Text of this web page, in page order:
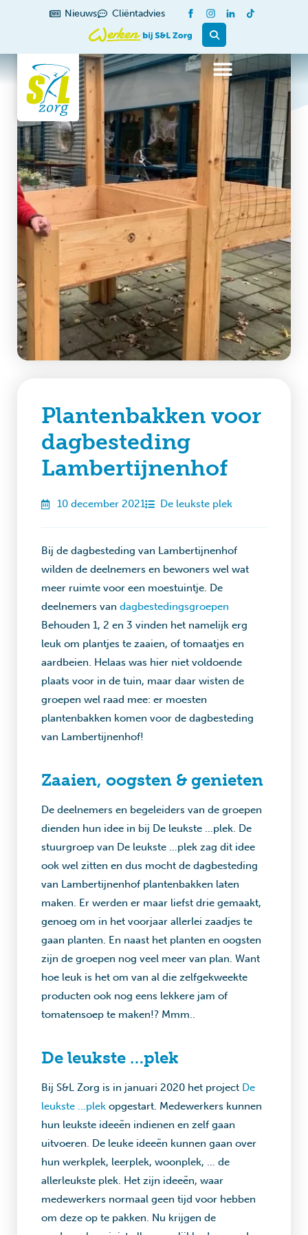
Nieuws Cliëntadvies
Plantenbakken voor
dagbesteding
Lambertijnenhof
10 december 2021 De leukste plek
Bij de dagbesteding van Lambertijnenhof
wilden de deelnemers en bewoners wel wat
meer ruimte voor een moestuintje. De
deelnemers van dagbestedingsgroepen
Behouden 1, 2 en 3 vinden het namelijk erg
leuk om plantjes te zaaien, of tomaatjes en
aardbeien. Helaas was hier niet voldoende
plaats voor in de tuin, maar daar wisten de
groepen wel raad mee: er moesten
plantenbakken komen voor de dagbesteding
van Lambertijnenhof!
Zaaien, oogsten & genieten
De deelnemers en begeleiders van de groepen
dienden hun idee in bij De leukste …plek. De
stuurgroep van De leukste …plek zag dit idee
ook wel zitten en dus mocht de dagbesteding
van Lambertijnenhof plantenbakken laten
maken. Er werden er maar liefst drie gemaakt,
genoeg om in het voorjaar allerlei zaadjes te
gaan planten. En naast het planten en oogsten
zijn de groepen nog veel meer van plan. Want
hoe leuk is het om van al die zelfgekweekte
producten ook nog eens lekkere jam of
tomatensoep te maken!? Mmm..
De leukste …plek
Bij S&L Zorg is in januari 2020 het project De
leukste …plek opgestart. Medewerkers kunnen
hun leukste ideeën indienen en zelf gaan
uitvoeren. De leuke ideeën kunnen gaan over
hun werkplek, leerplek, woonplek, … de
allerleukste plek. Het zijn ideeën, waar
medewerkers normaal geen tijd voor hebben
om deze op te pakken. Nu krijgen de